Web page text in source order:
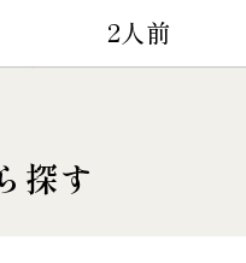
2人前
探す